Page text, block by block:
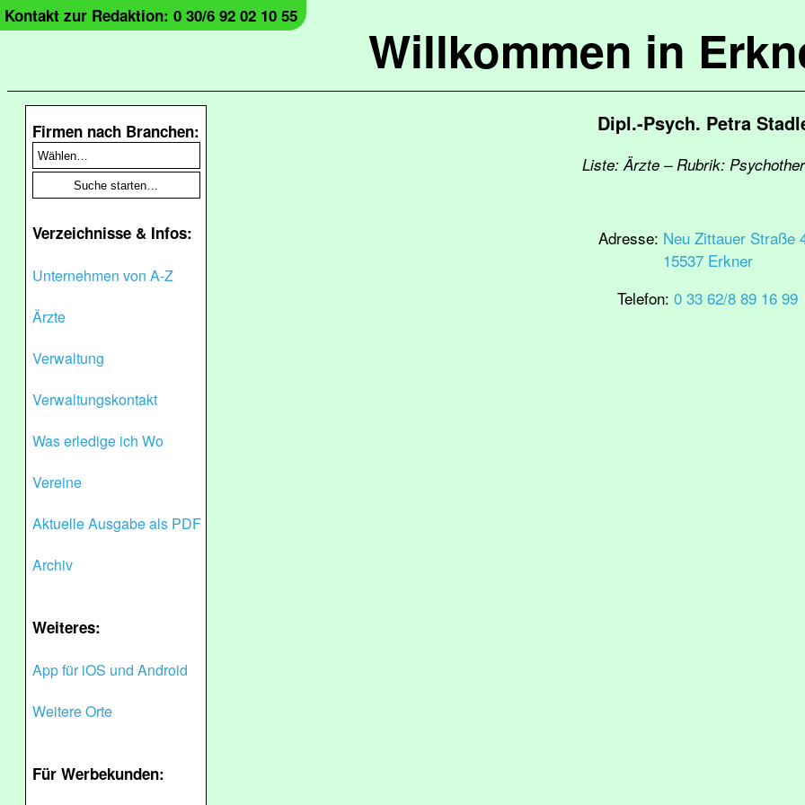
Willkommen in
Kontakt zur Redaktion: 0 30/6 92 02 10 55
Firmen nach Branchen:
Verzeichnisse & Infos:
Unternehmen von A-Z
Ärzte
Verwaltung
Verwaltungskontakt
Was erledige ich Wo
Vereine
Aktuelle Ausgabe als PDF
Archiv
Weiteres:
App für iOS und Android
Weitere Orte
Für Werbekunden:
Dipl.-Psych. Petra
Liste: Ärzte – Rubrik:
Adresse: Neu Zittauer Straße
15537 Erkner
Telefon: 0 33 62/8 89 16 99